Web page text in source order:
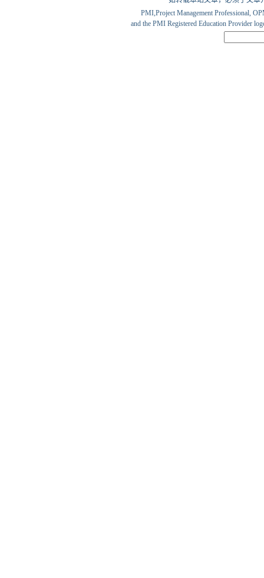
PMI,Project Management Professional,
and the PMI Registered Education Provider